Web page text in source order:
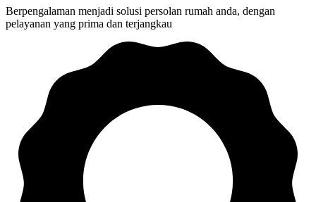
Berpengalaman menjadi solusi persolan rumah anda, dengan
pelayanan yang prima dan terjangkau